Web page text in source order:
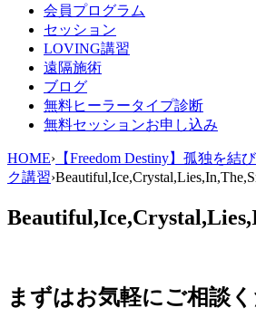
会員プログラム
セッション
LOVING講習
遠隔施術
ブログ
無料ヒーラータイプ診断
無料セッションお申し込み
HOME› 【Freedom Destiny】孤独を結
ク講習›
まずはお気軽にご相談